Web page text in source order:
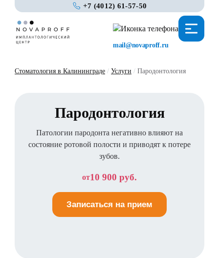
+7 (4012) 61-57-50
mail@novaproff.ru
Стоматология в Калининграде / Услуги / Пародонтология
Пародонтология
Патологии пародонта негативно влияют на
состояние ротовой полости и приводят к потере
зубов.
от10 900 руб.
Записаться на прием